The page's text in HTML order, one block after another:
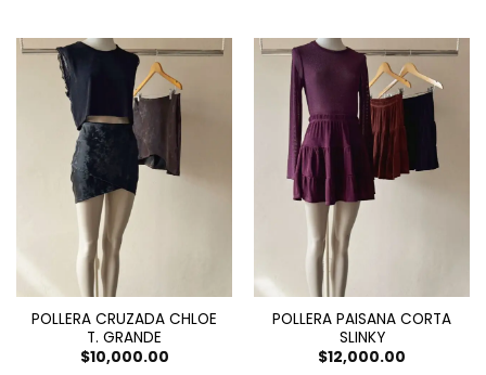
POLLERA CRUZADA CHLOE
T. GRANDE
$10,000.00
POLLERA PAISANA CORTA
SLINKY
$12,000.00